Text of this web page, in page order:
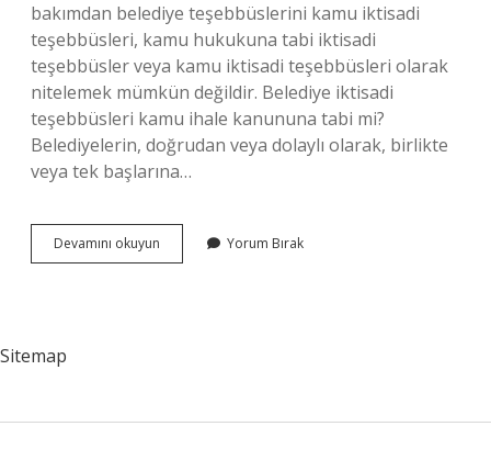
bakımdan belediye teşebbüslerini kamu iktisadi
teşebbüsleri, kamu hukukuna tabi iktisadi
teşebbüsler veya kamu iktisadi teşebbüsleri olarak
nitelemek mümkün değildir. Belediye iktisadi
teşebbüsleri kamu ihale kanununa tabi mi?
Belediyelerin, doğrudan veya dolaylı olarak, birlikte
veya tek başlarına…
Devamını okuyun Belediye
Iktisadi
Yorum Bırak
Sitemap